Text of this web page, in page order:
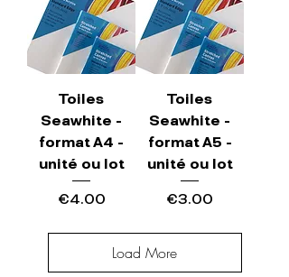
Toiles
Seawhite -
format A4 -
unité ou lot
Price
€4.00
Toiles
Seawhite -
format A5 -
unité ou lot
Price
€3.00
Load More